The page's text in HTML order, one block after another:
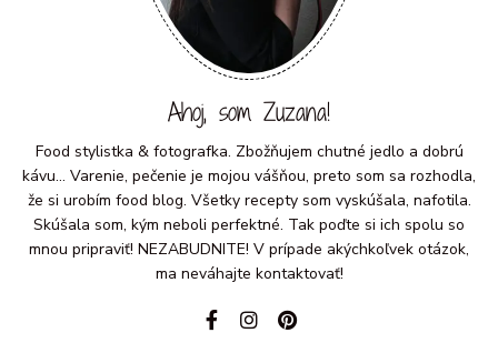
Ahoj, som Zuzana!
Food stylistka & fotografka. Zbožňujem chutné jedlo a dobrú
kávu... Varenie, pečenie je mojou vášňou, preto som sa rozhodla,
že si urobím food blog. Všetky recepty som vyskúšala, nafotila.
Skúšala som, kým neboli perfektné. Tak poďte si ich spolu so
mnou pripraviť! NEZABUDNITE! V prípade akýchkoľvek otázok,
ma neváhajte kontaktovať!